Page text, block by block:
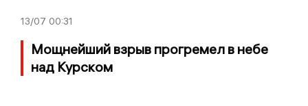
13/07 00:31
Мощнейший взрыв прогремел в небе
над Курском